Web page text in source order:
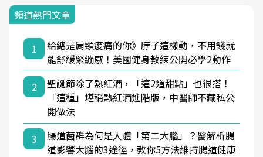
頻道熱門文章
1
給總是肩頸痠痛的你》脖子這樣動，不用錢就
能舒緩緊繃感！美國健身教練公開必學2動作
2
聖誕節除了熱紅酒，「這2道甜點」也很搭！
「這種」堪稱熱紅酒進階版，中醫師不藏私公
開做法
3
腸道菌群為何是人體「第二大腦」？醫解析腸
道影響大腦的3途徑，教你5方法維持腸道健康